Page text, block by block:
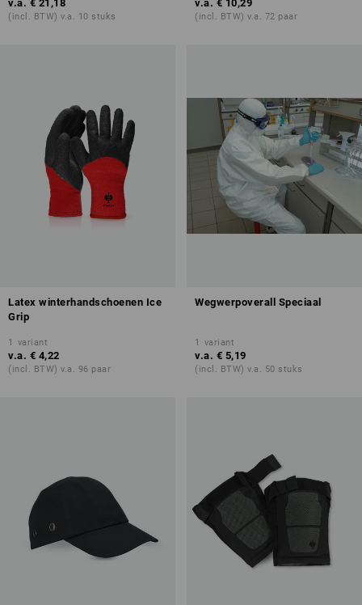
v.a. € 21,18
(incl. BTW) v.a. 10 stuks
v.a. € 10,29
(incl. BTW) v.a. 72 paar
Latex winterhandschoenen Ice
Grip
1 variant
v.a. € 4,22
(incl. BTW) v.a. 96 paar
Wegwerpoverall Speciaal
1 variant
v.a. € 5,19
(incl. BTW) v.a. 50 stuks